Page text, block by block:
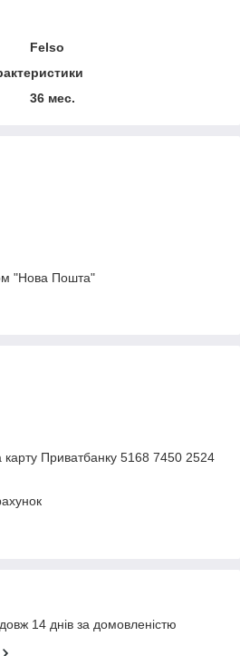
Felso
36 мес.
"Нова Пошта"
Приватбанку 5168 7450 2524
14 днів за домовленістю